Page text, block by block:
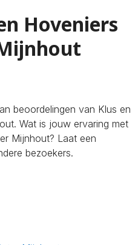
Hoveniers
beoordelingen van Klus en
Wat is jouw ervaring met
Mijnhout? Laat een
bezoekers.